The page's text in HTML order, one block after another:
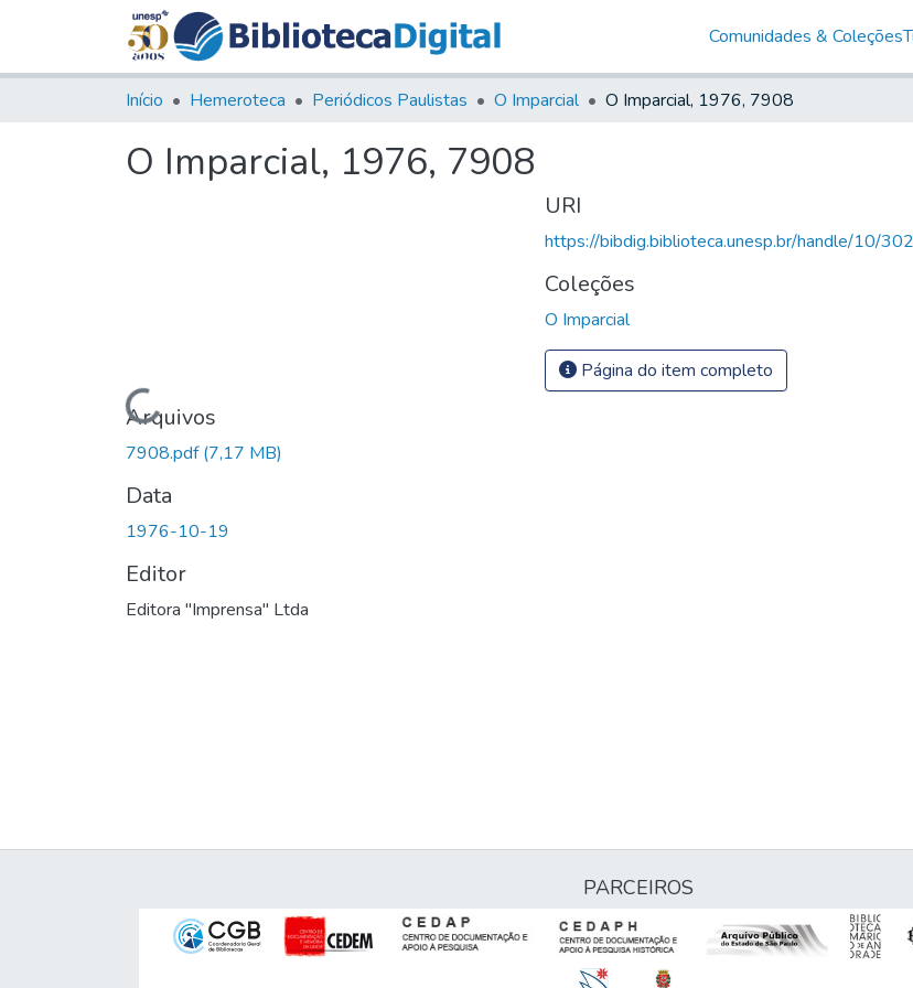
Comunidades & Coleções
Início Hemeroteca Periódicos Paulistas O Imparcial O Imparcial, 1976, 7908
O Imparcial, 1976, 7908
Carregando...
Arquivos
7908.pdf(7,17 MB)
Data
1976-10-19
Editor
Editora "Imprensa" Ltda
URI
https://bibdig.biblioteca.unesp.br/handle/10/
Coleções
O Imparcial
Página do item completo
PARCEIROS